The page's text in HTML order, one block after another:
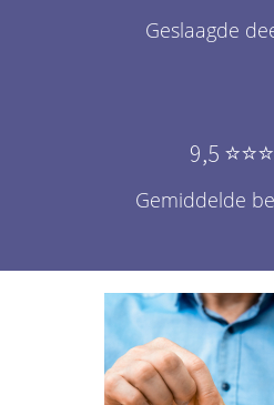
Geslaagde
9,5
Gemiddelde